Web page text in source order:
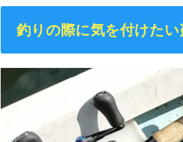
釣りの際に気を付けたい